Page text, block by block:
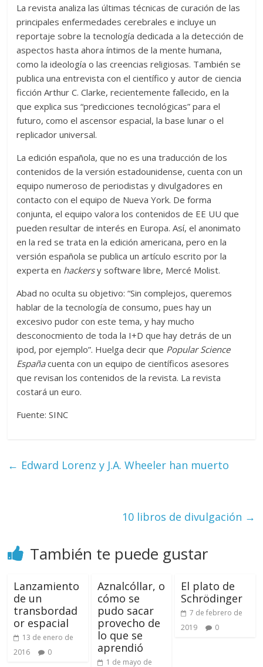
La revista analiza las últimas técnicas de curación de las
principales enfermedades cerebrales e incluye un
reportaje sobre la tecnología dedicada a la detección de
aspectos hasta ahora íntimos de la mente humana,
como la ideología o las creencias religiosas. También se
publica una entrevista con el científico y autor de ciencia
ficción Arthur C. Clarke, recientemente fallecido, en la
que explica sus “predicciones tecnológicas” para el
futuro, como el ascensor espacial, la base lunar o el
replicador universal.
La edición española, que no es una traducción de los
contenidos de la versión estadounidense, cuenta con un
equipo numeroso de periodistas y divulgadores en
contacto con el equipo de Nueva York. De forma
conjunta, el equipo valora los contenidos de EE UU que
pueden resultar de interés en Europa. Así, el anonimato
en la red se trata en la edición americana, pero en la
versión española se publica un artículo escrito por la
experta en hackersy software libre, Mercé Molist.
Abad no oculta su objetivo: “Sin complejos, queremos
hablar de la tecnología de consumo, pues hay un
excesivo pudor con este tema, y hay mucho
desconocmiento de toda la I+D que hay detrás de un
ipod, por ejemplo”. Huelga decir que Popular Science
Españacuenta con un equipo de científicos asesores
que revisan los contenidos de la revista. La revista
costará un euro.
Fuente: SINC
← Edward Lorenz y J.A. Wheeler han muerto
10 libros de divulgación →
También te puede gustar
Lanzamiento
de un
transbordad
or espacial
13 de enero de
2016
0
Aznalcóllar, o
cómo se
pudo sacar
provecho de
lo que se
aprendió
1 de mayo de
El plato de
Schrödinger
7 de febrero de
2019
0